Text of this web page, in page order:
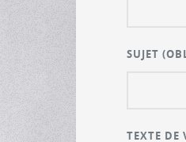
SUJET
TEXTE DE